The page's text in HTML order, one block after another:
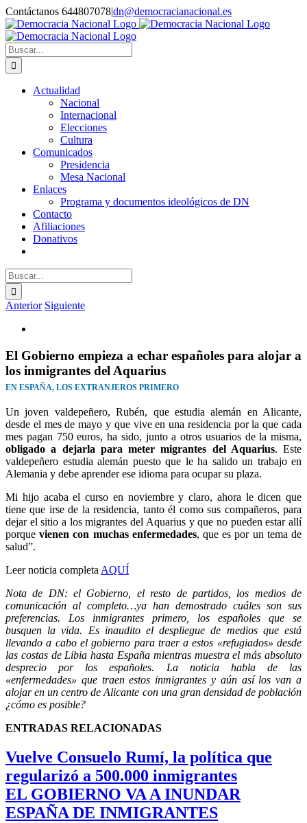
Saltar
al
contenido
Contáctanos 644807078|dn@democracianacional.es
Buscar:
Actualidad
Nacional
Internacional
Elecciones
Cultura
Comunicados
Presidencia
Mesa Nacional
Enlaces
Programa y documentos ideológicos de DN
Contacto
Afiliaciones
Donativos
Buscar:
Anterior Siguiente
más
grande
El Gobierno empieza a echar españoles para alojar a
los inmigrantes del Aquarius
EN ESPAÑA, LOS EXTRANJEROS PRIMERO
Un joven valdepeñero, Rubén, que estudia alemán en Alicante,
desde el mes de mayo y que vive en una residencia por la que cada
mes pagan 750 euros, ha sido, junto a otros usuarios de la misma,
obligado a dejarla para meter migrantes del Aquarius. Este
valdepeñero estudia alemán puesto que le ha salido un trabajo en
Alemania y debe aprender ese idioma para ocupar su plaza.
Mi hijo acaba el curso en noviembre y claro, ahora le dicen que
tiene que irse de la residencia, tanto él como sus compañeros, para
dejar el sitio a los migrantes del Aquarius y que no pueden estar allí
porquevienen con muchas enfermedades, que es por un tema de
salud”.
Leer noticia completaAQUÍ
Nota de DN: el Gobierno, el resto de partidos, los medios de
comunicación al completo…ya han demostrado cuáles son sus
preferencias. Los inmigrantes primero, los españoles que se
busquen la vida. Es inaudito el despliegue de medios que está
llevando a cabo el gobierno para traer a estos «refugiados» desde
las costas de Libia hasta España mientras muestra el más absoluto
desprecio por los españoles. La noticia habla de las
«enfermedades» que traen estos inmigrantes y aún así los van a
alojar en un centro de Alicante con una gran densidad de población
¿cómo es posible?
ENTRADAS RELACIONADAS
Vuelve Consuelo Rumí, la política que
regularizó a 500.000 inmigrantes
EL GOBIERNO VA A INUNDAR
ESPAÑA DE INMIGRANTES